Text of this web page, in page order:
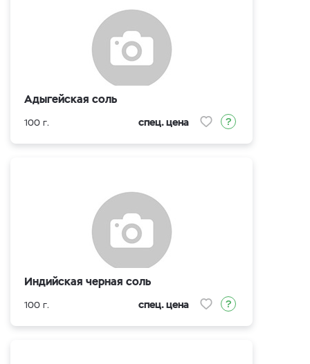
Адыгейская соль
100 г. спец. цена
Индийская черная соль
100 г. спец. цена